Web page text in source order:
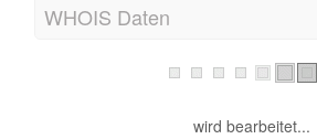
WHOIS Daten
wird bearbeitet...